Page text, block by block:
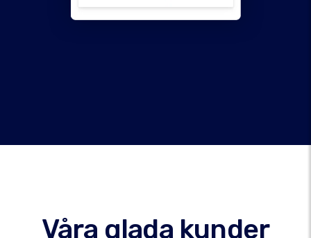
Våra glada kunder